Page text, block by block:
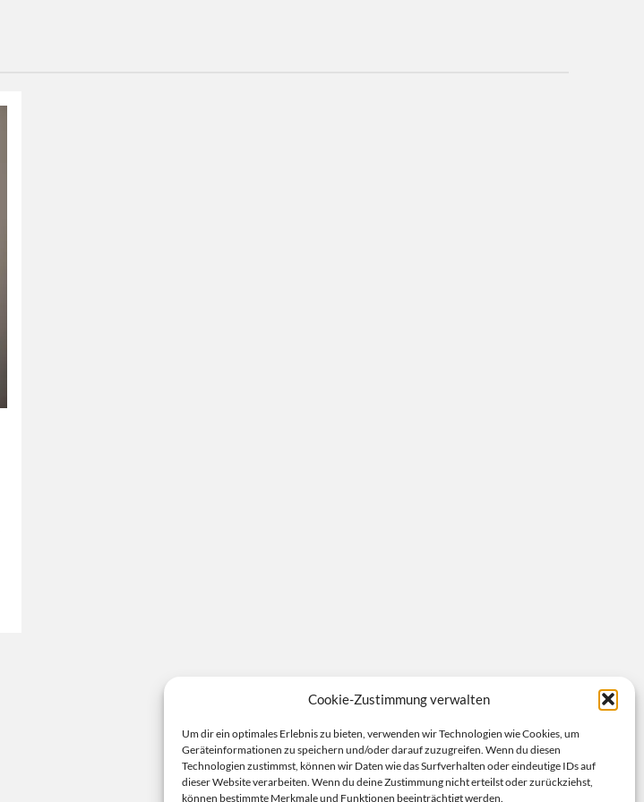
Cookie-Zustimmung verwalten
Um dir ein optimales Erlebnis zu bieten, verwenden wir Technologien wie Cookies, um
Geräteinformationen zu speichern und/oder darauf zuzugreifen. Wenn du diesen
Technologien zustimmst, können wir Daten wie das Surfverhalten oder eindeutige IDs auf
dieser Website verarbeiten. Wenn du deine Zustimmung nicht erteilst oder zurückziehst,
können bestimmte Merkmale und Funktionen beeinträchtigt werden.